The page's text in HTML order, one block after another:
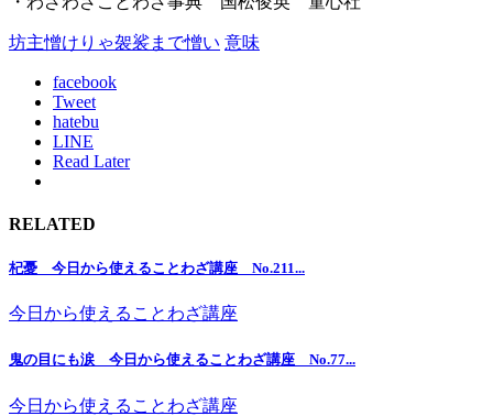
坊主憎けりゃ袈裟まで憎い 意味
facebook
Tweet
hatebu
LINE
Read Later
RELATED
杞憂 今日から使えることわざ講座 No.211...
今日から使えることわざ講座
鬼の目にも涙 今日から使えることわざ講座 No.77...
今日から使えることわざ講座